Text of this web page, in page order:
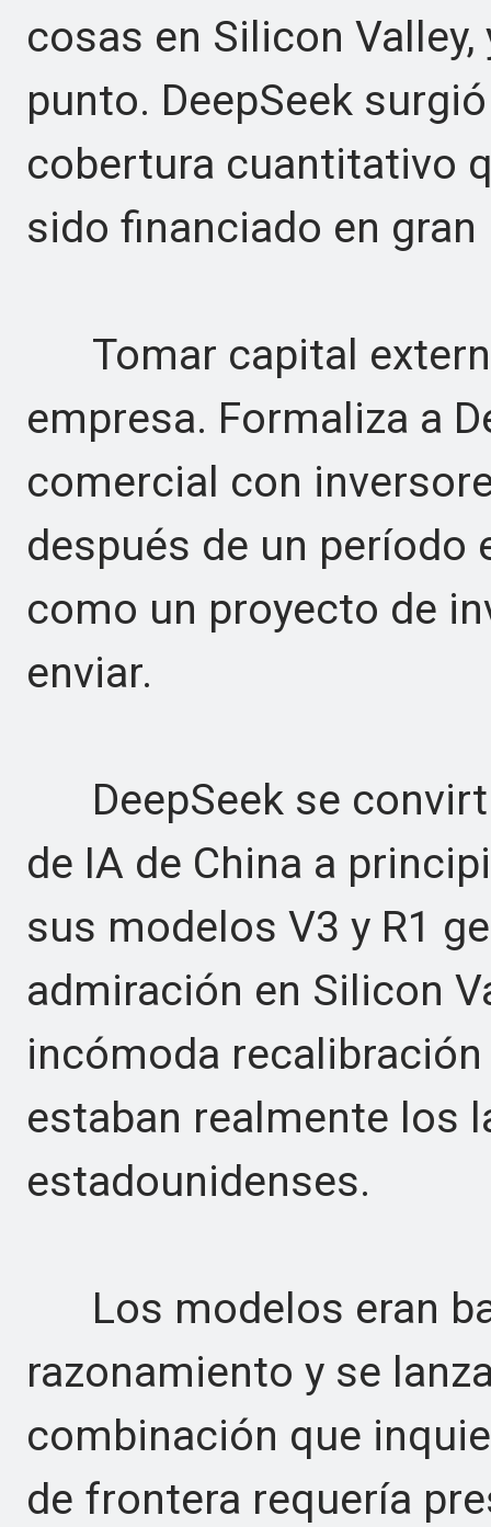
cosas en Silicon
punto. DeepSeek
cobertura cuantitativo
sido financiado en
Tomar capital
empresa. Formaliza a
comercial con
después de un
como un proyecto de
enviar.
DeepSeek se
de IA de China a
sus modelos V3 y R1
admiración en Silicon
incómoda
estaban realmente los
estadounidenses.
Los modelos eran
razonamiento y se
combinación que
de frontera requería